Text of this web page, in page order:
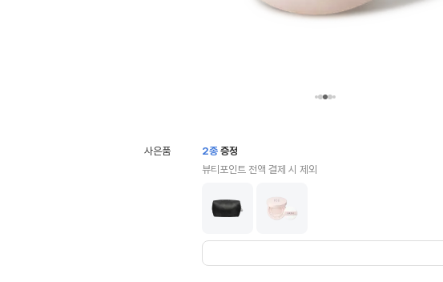
사은품 2종 증정
뷰티포인트 전액 결제 시 제외